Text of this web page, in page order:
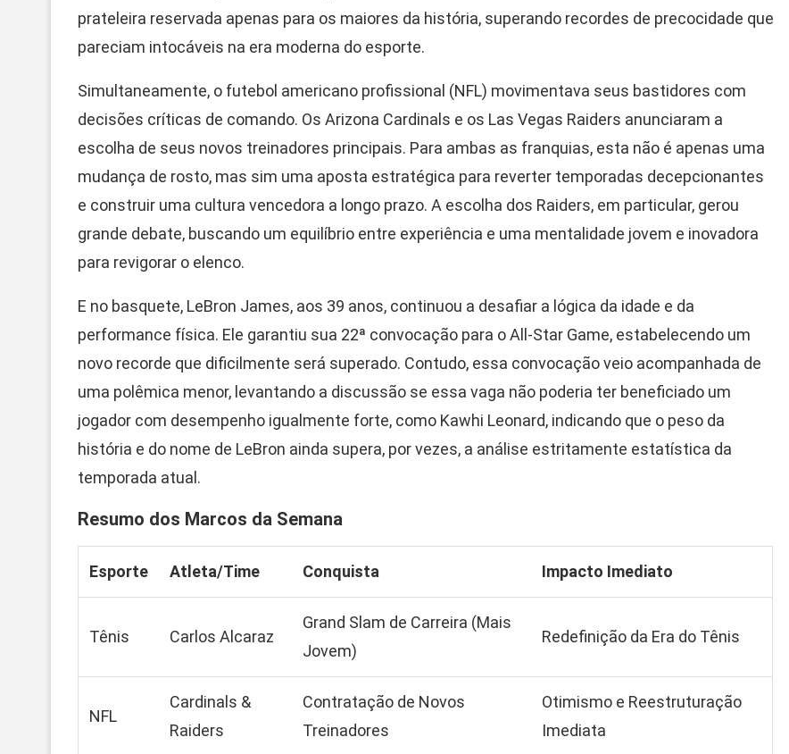
prateleira reservada apenas para os maiores da história, superando recordes de precocidade que
pareciam intocáveis na era moderna do esporte.
Simultaneamente, o futebol americano profissional (NFL) movimentava seus bastidores com
decisões críticas de comando. Os Arizona Cardinals e os Las Vegas Raiders anunciaram a
escolha de seus novos treinadores principais. Para ambas as franquias, esta não é apenas uma
mudança de rosto, mas sim uma aposta estratégica para reverter temporadas decepcionantes
e construir uma cultura vencedora a longo prazo. A escolha dos Raiders, em particular, gerou
grande debate, buscando um equilíbrio entre experiência e uma mentalidade jovem e inovadora
para revigorar o elenco.
E no basquete, LeBron James, aos 39 anos, continuou a desafiar a lógica da idade e da
performance física. Ele garantiu sua 22ª convocação para o All-Star Game, estabelecendo um
novo recorde que dificilmente será superado. Contudo, essa convocação veio acompanhada de
uma polêmica menor, levantando a discussão se essa vaga não poderia ter beneficiado um
jogador com desempenho igualmente forte, como Kawhi Leonard, indicando que o peso da
história e do nome de LeBron ainda supera, por vezes, a análise estritamente estatística da
temporada atual.
Resumo dos Marcos da Semana
Esporte Atleta/Time Conquista Impacto Imediato
Tênis Carlos Alcaraz
Grand Slam de Carreira (Mais
Jovem)
Redefinição da Era do Tênis
NFL
Cardinals &
Raiders
Contratação de Novos
Treinadores
Otimismo e Reestruturação
Imediata